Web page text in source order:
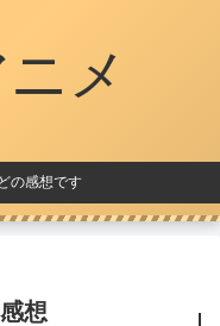
メ
の感想です
想